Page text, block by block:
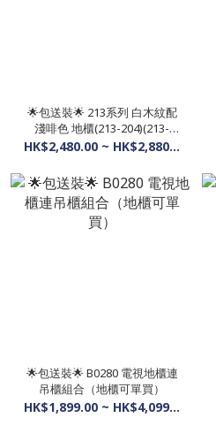
🌟包送裝🌟 213系列 白木紋配
淺啡色 地櫃(213-204)(213-
205)
HK$2,480.00 ~ HK$2,880.00
🌟包送裝🌟 B0280 電視地櫃連
吊櫃組合（地櫃可單買）
HK$1,899.00 ~ HK$4,099.00